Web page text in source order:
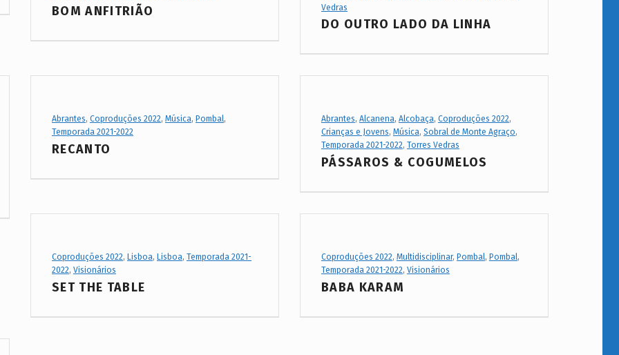
BOM ANFITRIÃO
Vedras
DO OUTRO LADO DA LINHA
Project Category:
Abrantes, Coproduções 2022, Música, Pombal,
Temporada 2021-2022
RECANTO
Project Category:
Abrantes, Alcanena, Alcobaça, Coproduções 2022,
Crianças e Jovens, Música, Sobral de Monte Agraço,
Temporada 2021-2022, Torres Vedras
PÁSSAROS & COGUMELOS
Project Category:
Coproduções 2022, Lisboa, Lisboa, Temporada 2021-
2022, Visionários
SET THE TABLE
Project Category:
Coproduções 2022, Multidisciplinar, Pombal, Pombal,
Temporada 2021-2022, Visionários
BABA KARAM